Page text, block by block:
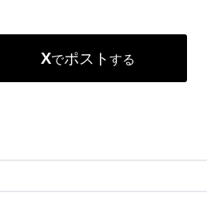
Xでポスト する